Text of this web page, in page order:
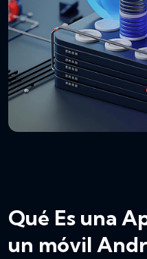
Qué Es una
un móvil